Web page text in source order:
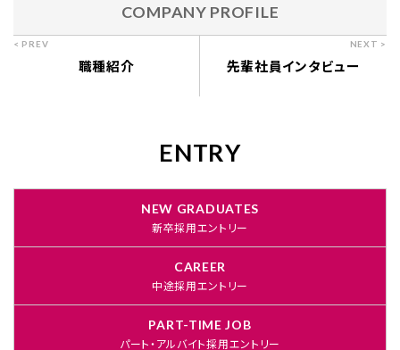
COMPANY PROFILE
職種紹介 先輩社員インタビュー
ENTRY
NEW GRADUATES
新卒採用エントリー
CAREER
中途採用エントリー
PART-TIME JOB
パート・アルバイト採用エントリー